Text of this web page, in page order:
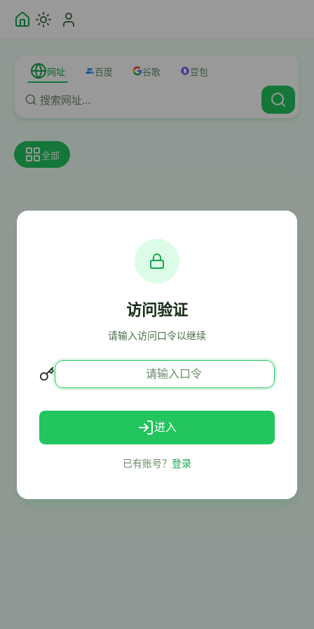
网址 百度 谷歌 豆包
全部
访问验证
请输入访问口令以继续
进入
已有账号？ 登录